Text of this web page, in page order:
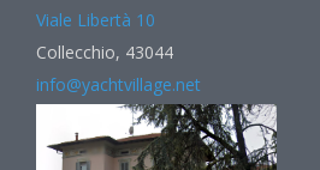
Viale Libertà 10
Collecchio, 43044
info@yachtvillage.net